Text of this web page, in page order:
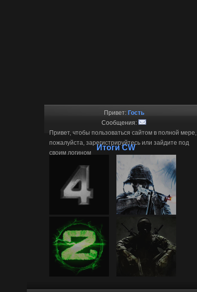
Привет: Гость
Сообщения:
Привет, чтобы пользоваться сайтом в полной мере,
пожалуйста, зарегистрируйтесь или зайдите под
своим логином
Итоги CW